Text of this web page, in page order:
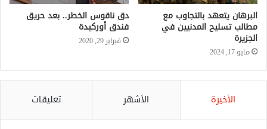
البرهان يتعهد بالتجاوب مع
مطالب تسليح المدنيين في
الجزيرة
مايو 17, 2024
دق ناقوس الخطر.. بعد حريق
فندق أوركيدة
فبراير 29, 2020
الأخيرة الأشهر تعليقات